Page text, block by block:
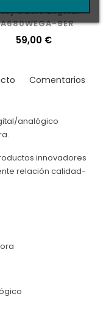
Casio Digital
9ER
Precio
59,00 €
Comentarios
analógico
innovadores
relación calidad-